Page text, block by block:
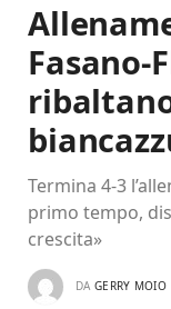
Fasano-
Termina 4-3
primo tempo,
crescita»
DA GERRY MOIO